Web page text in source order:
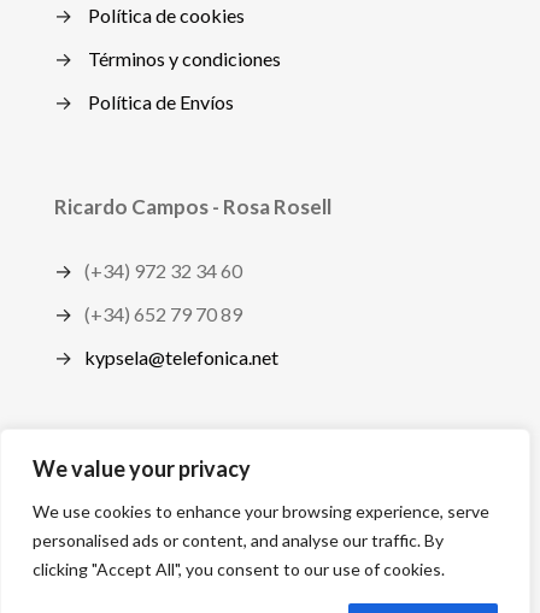
We value your privacy
We use cookies to enhance your browsing experience, serve
personalised ads or content, and analyse our traffic. By
clicking "Accept All", you consent to our use of cookies.
→
Política de cookies
→
Términos y condiciones
→
Política de Envíos
Ricardo Campos - Rosa Rosell
→ (+34) 972 32 34 60
→ (+34) 652 79 70 89
→
kypsela@telefonica.net
© 2026 kypsela | Todos los derechos reservados